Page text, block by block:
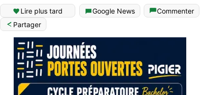
Lire plus tard Google News
Commenter
Partager